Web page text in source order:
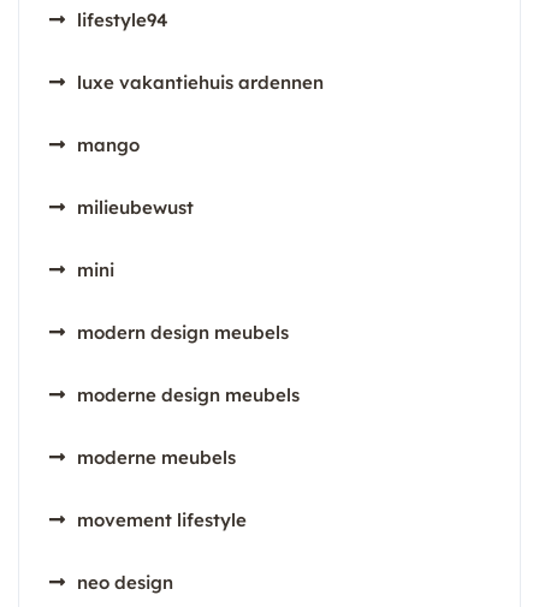
lifestyle94
luxe vakantiehuis ardennen
mango
milieubewust
mini
modern design meubels
moderne design meubels
moderne meubels
movement lifestyle
neo design